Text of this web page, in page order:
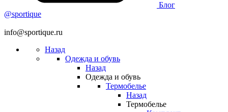
Блог
@sportique
info@sportique.ru
Назад
Одежда и обувь
Назад
Одежда и обувь
Термобелье
Назад
Термобелье